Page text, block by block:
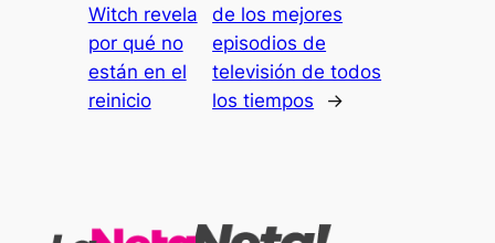
Witch revela
por qué no
están en el
reinicio
de los mejores
episodios de
televisión de todos
los tiempos
→